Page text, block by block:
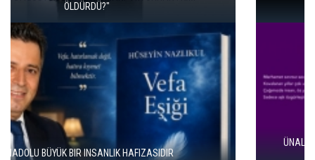
İKİ KİTAP VE BİTMEYEN BİR ENERJİ
ÜNAL ERSÖZLÜ’NÜN YENİ ŞİİR KİTABI “BÖĞÜRTLEN ÖPÜCÜĞÜ”
YAYIMLANDI